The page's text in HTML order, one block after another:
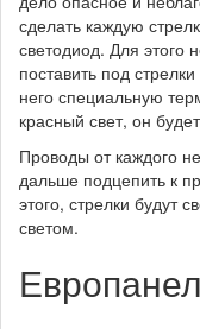
сделать каждую
светодиод. Для этого
поставить под
него специальную
красный свет, он
Проводы от каждого
дальше подцепить к
этого, стрелки будут
светом.